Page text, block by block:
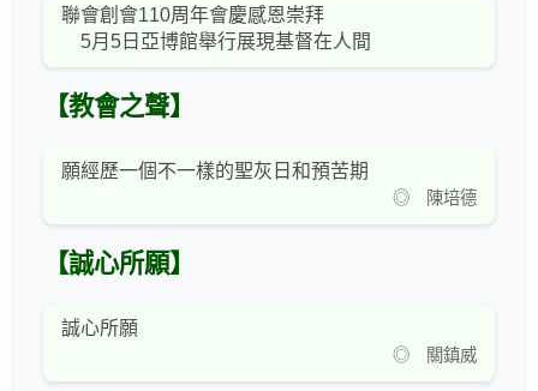
聯會創會110周年會慶感恩崇拜
5月5日亞博館舉行展現基督在⼈間
【教會之聲】
願經歷一個不一樣的聖灰日和預苦期
◎ 陳培德
【誠心所願】
誠心所願
◎ 關鎮威